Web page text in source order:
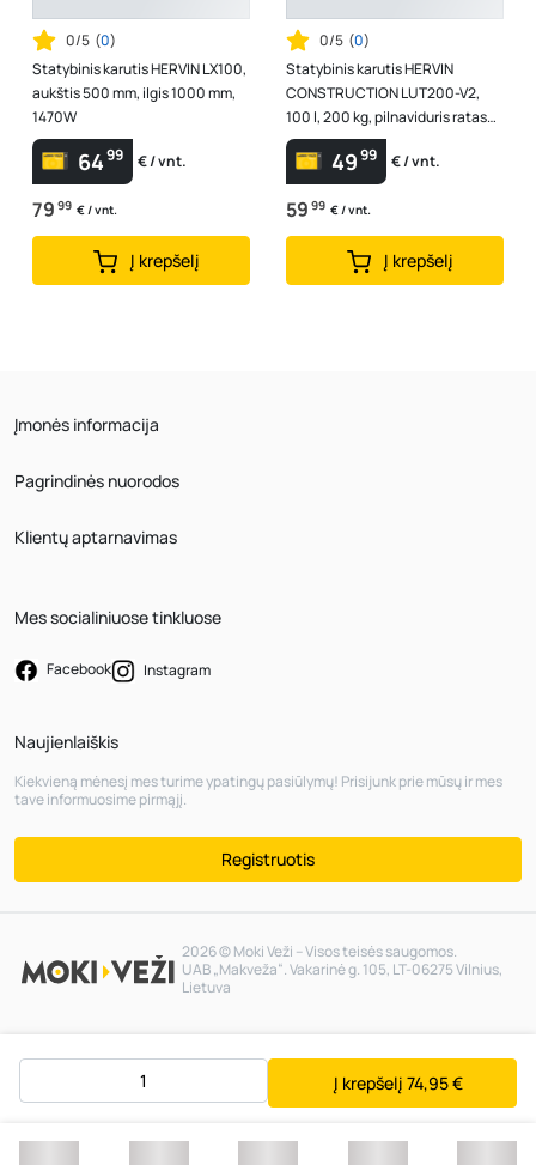
Į krepšelį 74,95 €
0/5 (0)
Statybinis karutis HERVIN LX100,
aukštis 500 mm, ilgis 1000 mm,
1470W
6499 € / vnt.
79 99 € / vnt.
Į krepšelį
0/5 (0)
Statybinis karutis HERVIN
CONSTRUCTION LUT200-V2,
100 l, 200 kg, pilnaviduris ratas
4,00 x 8"
4999 € / vnt.
59 99 € / vnt.
Į krepšelį
Įmonės informacija
Pagrindinės nuorodos
Klientų aptarnavimas
Mes socialiniuose tinkluose
Facebook Instagram
Naujienlaiškis
Kiekvieną mėnesį mes turime ypatingų pasiūlymų! Prisijunk prie mūsų ir mes
tave informuosime pirmąjį.
Registruotis
2026 © Moki Veži – Visos teisės saugomos.
UAB „Makveža“. Vakarinė g. 105, LT-06275 Vilnius,
Lietuva